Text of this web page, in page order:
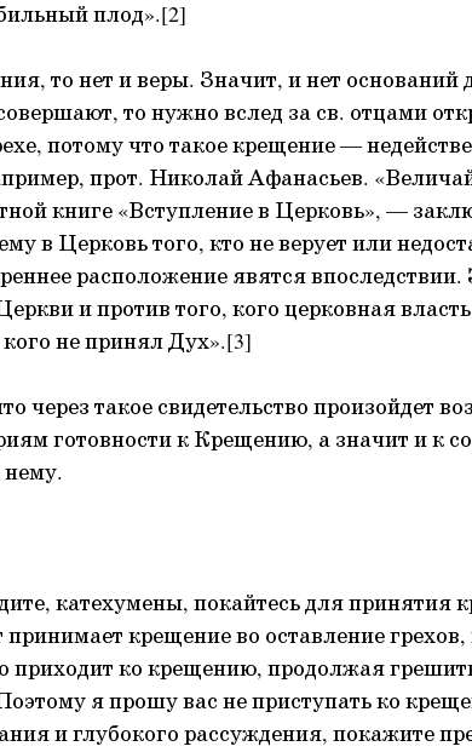
плод».[2]
то нет и веры. Значит, и нет
то нужно вслед за св. отцами
потому что такое крещение —
прот. Николай Афанасьев.
книге «Вступление в Церковь», —
в Церковь того, кто не верует или
расположение явятся
и против того, кого церковная
не принял Дух».[3]
через такое свидетельство произойдет
готовности к Крещению, а значит и к
нему.
катехумены, покайтесь для принятия
принимает крещение во оставление грехов,
приходит ко крещению, продолжая
я прошу вас не приступать ко
и глубокого рассуждения, покажите